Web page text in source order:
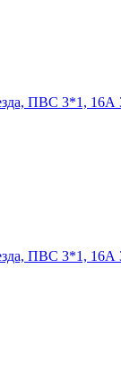
ПВС 3*1, 16А
ПВС 3*1, 16А